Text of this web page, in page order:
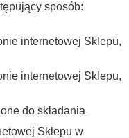
sposób:
internetowej Sklepu,
internetowej Sklepu,
do składania
Sklepu w